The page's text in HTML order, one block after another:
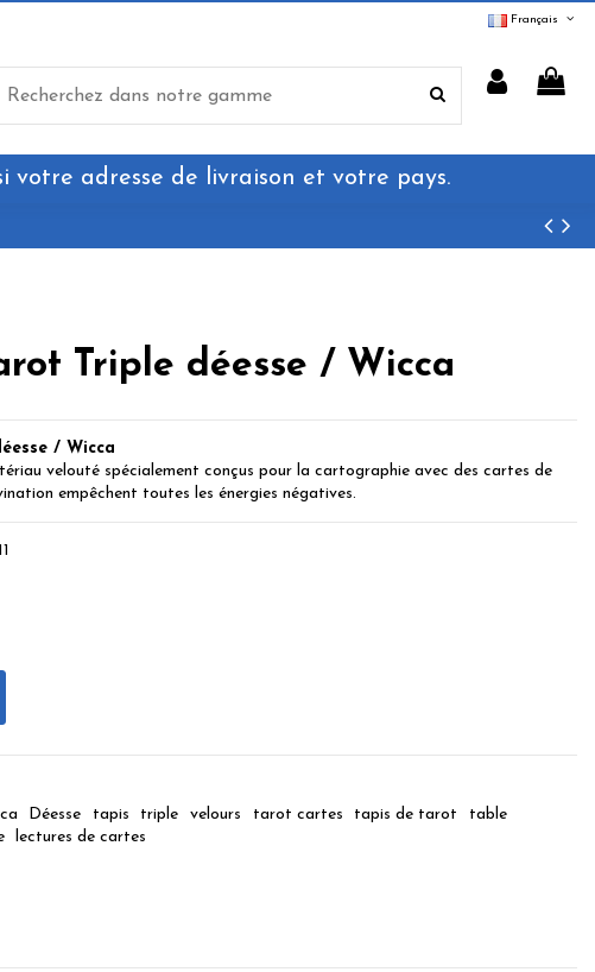
Français
votre adresse de livraison et votre pays.
Triple déesse / Wicca
/ Wicca
velouté spécialement conçus pour la cartographie avec des cartes de
empêchent toutes les énergies négatives.
Déesse tapis triple velours tarot cartes tapis de tarot
table
lectures de cartes